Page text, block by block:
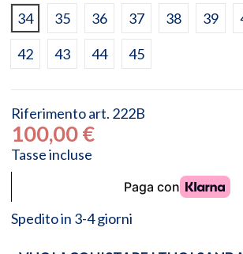
34
35 36 37 38 39
42 43 44 45
Riferimento art. 222B
100,00 €
Tasse incluse
Spedito in 3-4 giorni